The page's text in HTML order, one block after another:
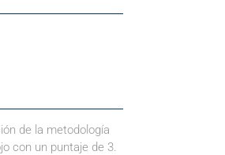
de la metodología
con un puntaje de 3.